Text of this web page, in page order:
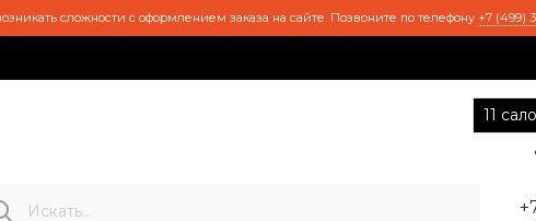
сложности с оформлением заказа на сайте. Позвоните по телефону +7 (499)
11